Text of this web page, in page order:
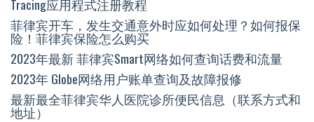
Tracing应用程式注册教程
菲律宾开车，发生交通意外时应如何处理？如何报保
险！菲律宾保险怎么购买
2023年最新 菲律宾Smart网络如何查询话费和流量
2023年 Globe网络用户账单查询及故障报修
最新最全菲律宾华人医院诊所便民信息（联系方式和
地址）